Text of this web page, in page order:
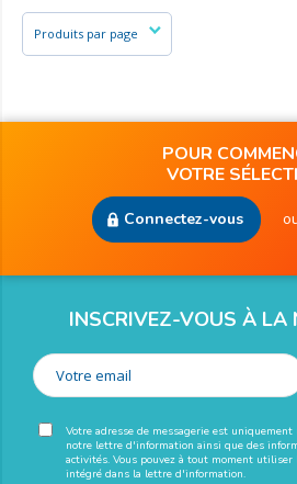
POUR
VOTRE
Connectez-vous
INSCRIVEZ-VOUS À LA
Votre adresse de messagerie est
notre lettre d'information ainsi que des
activités. Vous pouvez à tout moment utiliser
intégré dans la lettre d'information.